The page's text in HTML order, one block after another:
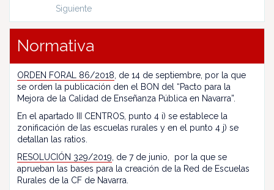
Siguiente
Normativa
ORDEN FORAL 86/2018 , de 14 de septiembre, por la que
se orden la publicación den el BON del “Pacto para la
Mejora de la Calidad de Enseñanza Pública en Navarra”.
En el apartado III CENTROS, punto 4 i) se establece la
zonificación de las escuelas rurales y en el punto 4 j) se
detallan las ratios.
RESOLUCIÓN 329/2019 , de 7 de junio, por la que se
aprueban las bases para la creación de la Red de Escuelas
Rurales de la CF de Navarra.